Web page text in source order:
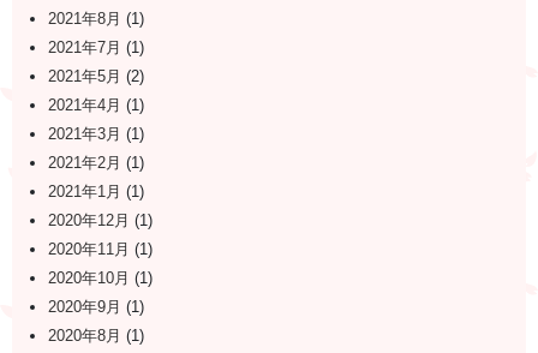
2021年8月 (1)
2021年7月 (1)
2021年5月 (2)
2021年4月 (1)
2021年3月 (1)
2021年2月 (1)
2021年1月 (1)
2020年12月 (1)
2020年11月 (1)
2020年10月 (1)
2020年9月 (1)
2020年8月 (1)